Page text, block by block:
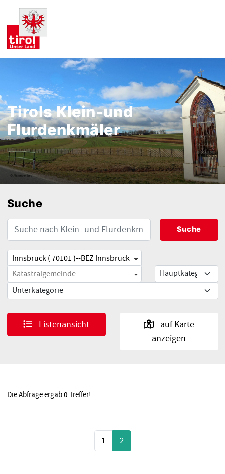
Tirols Klein-und
Flurdenkmäler
Suche
Listenansicht
auf Karte
anzeigen
Die Abfrage ergab0 Treffer!
1 2